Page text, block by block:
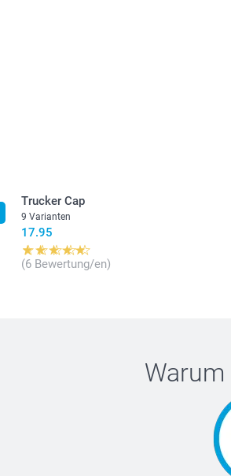
Trucker Cap
9 Varianten
17.95
(6 Bewertung/en)
Warum